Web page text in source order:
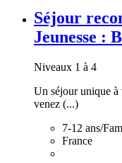
Séjour
Jeunesse :
Niveaux 1 à 4
Un séjour unique
venez (...)
7-12 ans/
France